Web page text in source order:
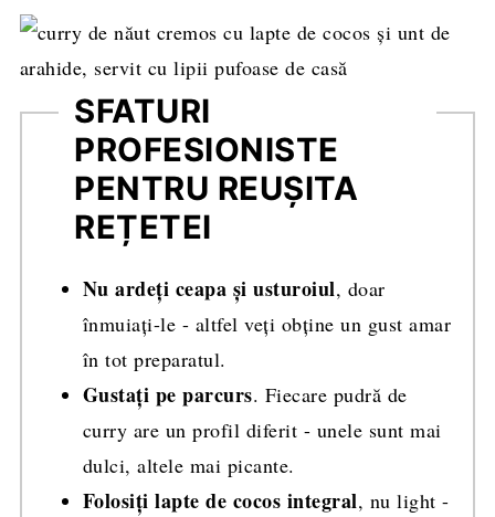
SFATURI
PROFESIONISTE
PENTRU REUȘITA
REȚETEI
Nu ardeți ceapa și usturoiul, doar
înmuiați-le - altfel veți obține un gust amar
în tot preparatul.
Gustați pe parcurs. Fiecare pudră de
curry are un profil diferit - unele sunt mai
dulci, altele mai picante.
Folosiți lapte de cocos integral, nu light -